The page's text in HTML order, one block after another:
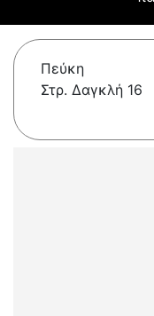
Πεύκη
Στρ. Δαγκλή 16